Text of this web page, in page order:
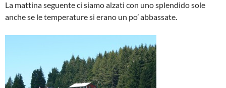
La mattina seguente ci siamo alzati con uno splendido sole
anche se le temperature si erano un po’ abbassate.